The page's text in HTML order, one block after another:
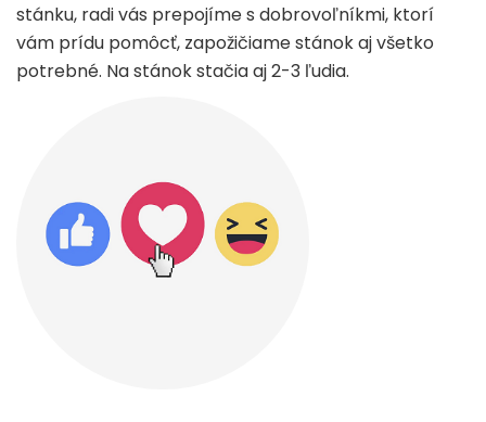
stánku, radi vás prepojíme s dobrovoľníkmi, ktorí
vám prídu pomôcť, zapožičiame stánok aj všetko
potrebné. Na stánok stačia aj 2-3 ľudia.